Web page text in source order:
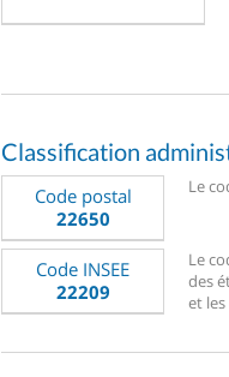
Classification
Code postal
22650
Le
Code INSEE
22209
Le
des
et